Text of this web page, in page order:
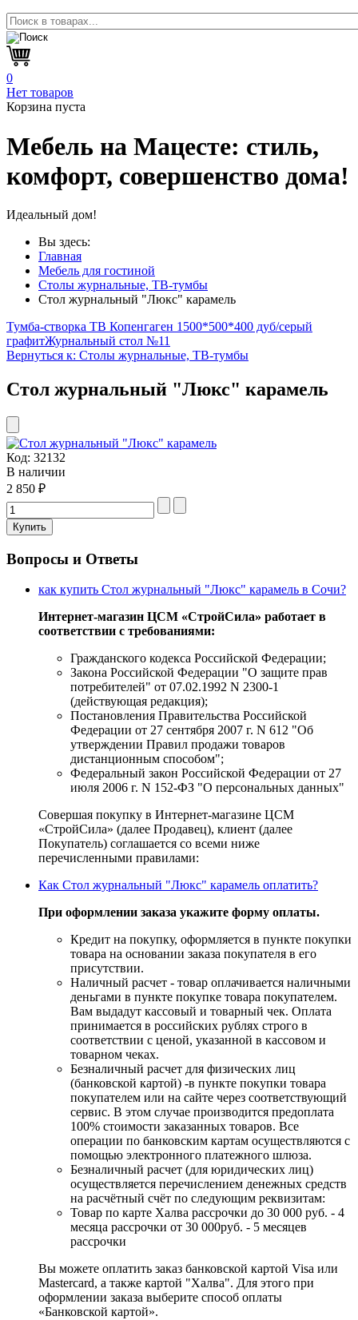
0
Нет товаров
Корзина пуста
Мебель на Мацесте: стиль,
комфорт, совершенство дома!
Идеальный дом!
Вы здесь:
Главная
Мебель для гостиной
Столы журнальные, ТВ-тумбы
Стол журнальный "Люкс" карамель
Тумба-створка ТВ Копенгаген 1500*500*400 дуб/серый
графитЖурнальный стол №11
Вернуться к: Столы журнальные, ТВ-тумбы
Стол журнальный "Люкс" карамель
Код: 32132
В наличии
2 850 ₽
Вопросы и Ответы
как купить Стол журнальный "Люкс" карамель в Сочи?
Интернет-магазин ЦСМ «СтройСила» работает в
соответствии с требованиями:
Гражданского кодекса Российской Федерации;
Закона Российской Федерации "О защите прав
потребителей" от 07.02.1992 N 2300-1
(действующая редакция);
Постановления Правительства Российской
Федерации от 27 сентября 2007 г. N 612 "Об
утверждении Правил продажи товаров
дистанционным способом";
Федеральный закон Российской Федерации от 27
июля 2006 г. N 152-ФЗ "О персональных данных"
Совершая покупку в Интернет-магазине ЦСМ
«СтройСила» (далее Продавец), клиент (далее
Покупатель) соглашается со всеми ниже
перечисленными правилами:
Как Стол журнальный "Люкс" карамель оплатить?
При оформлении заказа укажите форму оплаты.
Кредит на покупку, оформляется в пункте покупки
товара на основании заказа покупателя в его
присутствии.
Наличный расчет - товар оплачивается наличными
деньгами в пункте покупке товара покупателем.
Вам выдадут кассовый и товарный чек. Оплата
принимается в российских рублях строго в
соответствии с ценой, указанной в кассовом и
товарном чеках.
Безналичный расчет для физических лиц
(банковской картой) -в пункте покупки товара
покупателем или на сайте через соответствующий
сервис. В этом случае производится предоплата
100% стоимости заказанных товаров. Все
операции по банковским картам осуществляются с
помощью электронного платежного шлюза.
Безналичный расчет (для юридических лиц)
осуществляется перечислением денежных средств
на расчётный счёт по следующим реквизитам:
Товар по карте Халва рассрочки до 30 000 руб. - 4
месяца рассрочки от 30 000руб. - 5 месяцев
рассрочки
Вы можете оплатить заказ банковской картой Visa или
Mastercard, а также картой "Халва". Для этого при
оформлении заказа выберите способ оплаты
«Банковской картой».